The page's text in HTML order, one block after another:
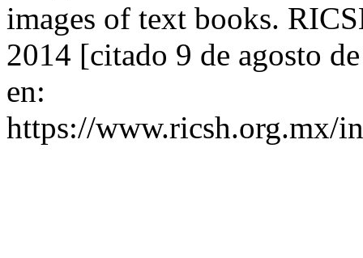
images of text books.
2014 [citado 9 de agosto
en:
https://www.ricsh.org.mx/